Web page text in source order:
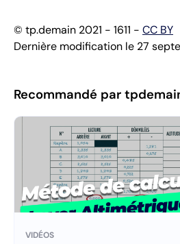
© tp.demain 2021 - 1611 - CC BY
Dernière modification le 27
Recommandé par
VIDÉOS